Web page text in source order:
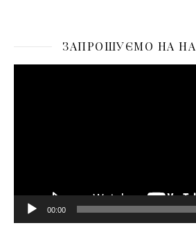
ЗАПРОШУЄМО НА
Відеопрогравач
00:00